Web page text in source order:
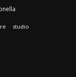
studio